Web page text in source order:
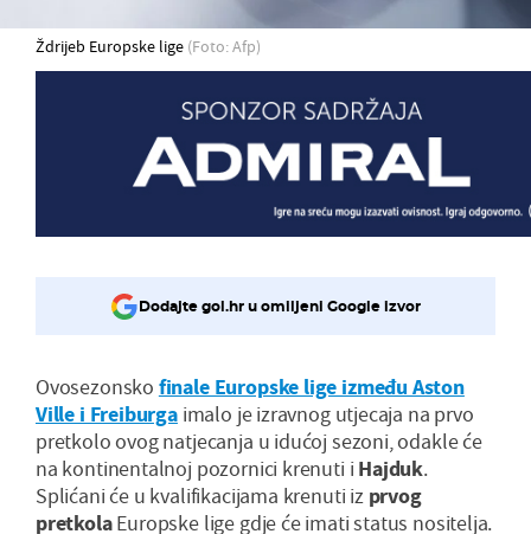
Ždrijeb Europske lige (Foto: Afp)
Dodajte gol.hr u omiljeni Google izvor
Ovosezonsko finale Europske lige između Aston
Ville i Freiburgaimalo je izravnog utjecaja na prvo
pretkolo ovog natjecanja u idućoj sezoni, odakle će
na kontinentalnoj pozornici krenuti i Hajduk.
Splićani će u kvalifikacijama krenuti iz prvog
pretkolaEuropske lige gdje će imati status nositelja.